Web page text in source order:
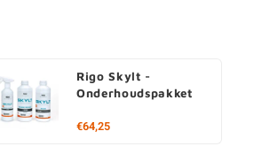
Rigo Skylt -
Onderhoudspakket
€64,25